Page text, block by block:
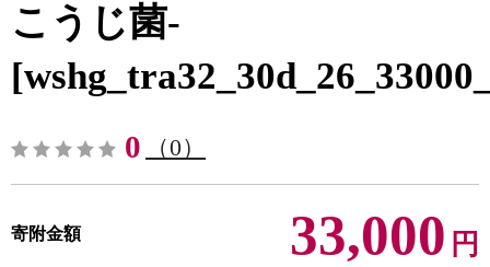
こうじ菌-
0 （0）
寄附金額 33,000 円